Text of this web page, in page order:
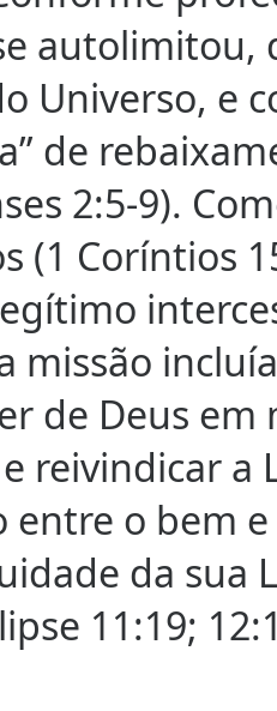
autolimitou,
Universo, e
de
2:5-9).
(1 Coríntios
missão
de Deus em
reivindicar
entre o bem
da sua
11:19;